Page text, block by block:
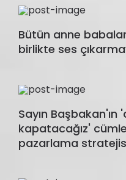
Bütün anne
birlikte ses
Sayın Başbakan'ın
kapatacağız'
pazarlama